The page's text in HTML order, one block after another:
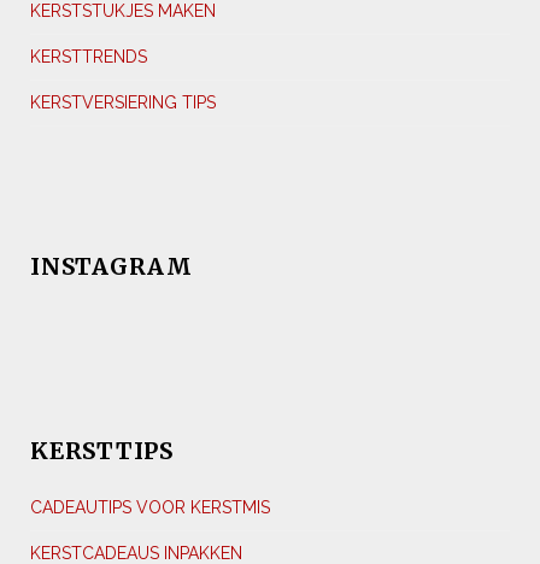
KERSTSTUKJES MAKEN
KERSTTRENDS
KERSTVERSIERING TIPS
INSTAGRAM
KERSTTIPS
CADEAUTIPS VOOR KERSTMIS
KERSTCADEAUS INPAKKEN